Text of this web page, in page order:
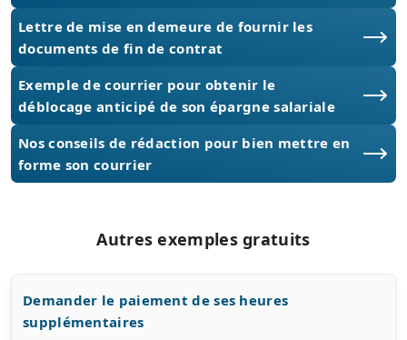
Lettre de mise en demeure de fournir les
documents de fin de contrat
Exemple de courrier pour obtenir le
déblocage anticipé de son épargne salariale
Nos conseils de rédaction pour bien mettre en
forme son courrier
Autres exemples gratuits
Demander le paiement de ses heures
supplémentaires